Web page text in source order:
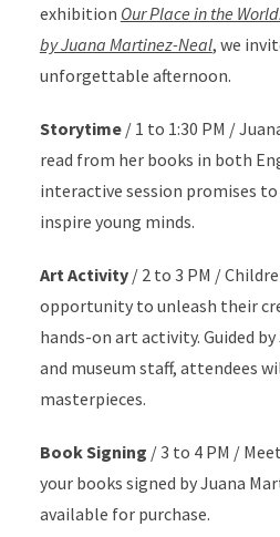
exhibition Our Place in the
by Juana Martinez-Neal, we
unforgettable afternoon.
Storytime/ 1 to 1:30 PM /
read from her books in both
interactive session promises
inspire young minds.
Art Activity/ 2 to 3 PM /
opportunity to unleash their
hands-on art activity. Guided
and museum staff, attendees
masterpieces.
Book Signing / 3 to 4 PM /
your books signed by Juana
available for purchase.